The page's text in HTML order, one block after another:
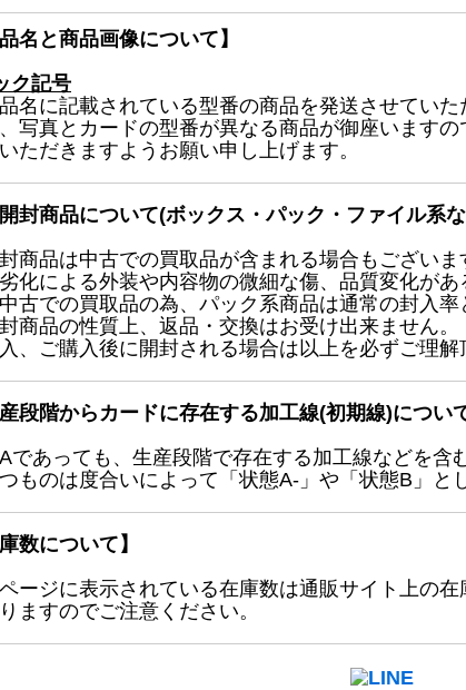
品名と商品画像について】
ク記号
名に記載されている型番の商品を発送させていた
写真とカードの型番が異なる商品が御座います
ただきますようお願い申し上げます。
開封商品について(ボックス・パック・ファイル系
商品は中古での買取品が含まれる場合もございま
化による外装や内容物の微細な傷、品質変化があ
古での買取品の為、パック系商品は通常の封入率
商品の性質上、返品・交換はお受け出来ません。
、ご購入後に開封される場合は以上を必ずご理解
産段階からカードに存在する加工線(初期線)につい
であっても、生産段階で存在する加工線などを含
ものは度合いによって「状態A-」や「状態B」と
庫数について】
ージに表示されている在庫数は通販サイト上の
ますのでご注意ください。